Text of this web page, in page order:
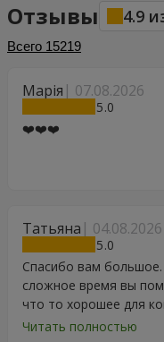
Отзывы 4.9
Всего 15219
Марія 07.08.2026
5
❤️❤️❤️
Татьяна 04.08.2026
5
Спасибо вам
сложное время вы
что то хорошее для
порадоваться цветам,
Читать полностью